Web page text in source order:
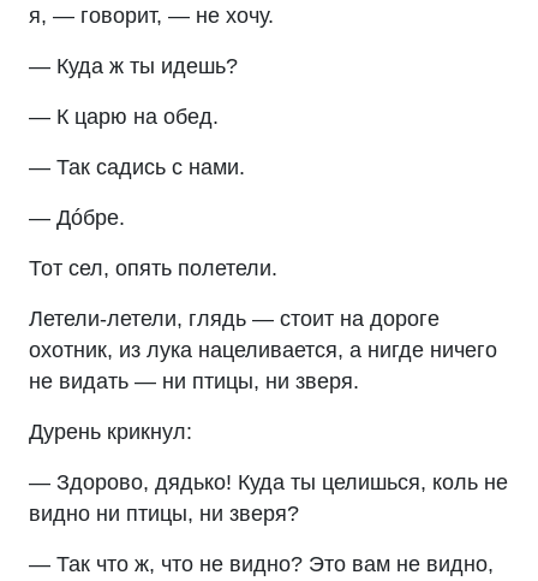
я, — говорит, — не хочу.
— Куда ж ты идешь?
— К царю на обед.
— Так садись с нами.
— Дóбре.
Тот сел, опять полетели.
Летели-летели, глядь — стоит на дороге
охотник, из лука нацеливается, а нигде ничего
не видать — ни птицы, ни зверя.
Дурень крикнул:
— Здорово, дядько! Куда ты целишься, коль не
видно ни птицы, ни зверя?
— Так что ж, что не видно? Это вам не видно,